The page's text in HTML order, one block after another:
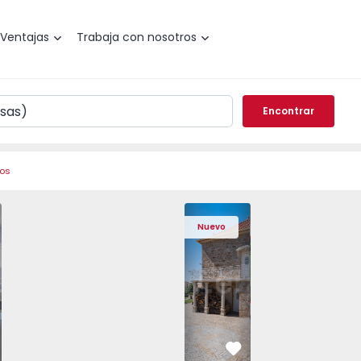
Ventajas Trabaja con nosotros
Encontrar
de Gaia, Arcozelo - 1564635 - 11
T1 Vila Nova de Gaia, Arcozelo - 1564635 - 3
Apartamento T1 Vila Nova de Gaia, Arcozelo - 1564635 - 4
Apartamento T1 Vila Nova de Gaia, Arcozelo -
Apartamento T1 Vila Nova de Gaia,
Apartamento T1 Vila Nova
Apartamento
Nuevo
Casa T4 Sabugal, Souto - 1575640 - 20
Casa T4 Sabugal, Souto -
Casa T4 Casa
Favorito